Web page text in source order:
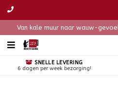
Van kale muur naar wauw-
SNELLE LEVERING
6 dagen per week bezorging!